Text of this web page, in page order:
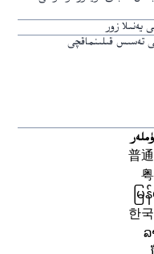
يەنىلا زور
تەسىس قىلىنماقچى
普
မြ
한
ລ